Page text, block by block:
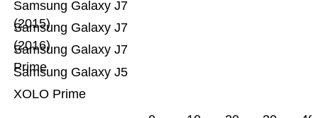
XOLO Prime
Samsung Galaxy J5
Samsung Galaxy J7
Prime
Samsung Galaxy J7
(2016)
Samsung Galaxy J7
(2015)